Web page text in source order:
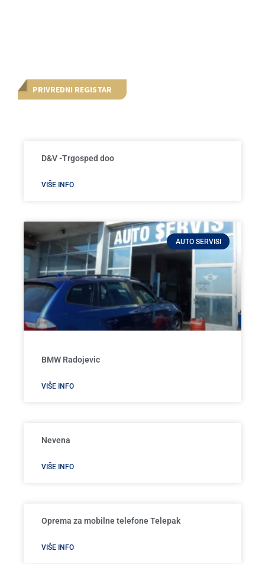
PRIVREDNI REGISTAR
D&V -Trgosped doo
VIŠE INFO
AUTO SERVISI
BMW Radojevic
VIŠE INFO
Nevena
VIŠE INFO
Oprema za mobilne telefone Telepak
VIŠE INFO